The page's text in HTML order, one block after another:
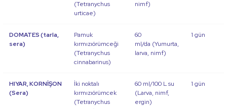
(Tetranychus
urticae)
nimf)
DOMATES (tarla,
sera)
Pamuk
kırmızıörümceği
(Tetranychus
cinnabarinus)
60
ml/da (Yumurta,
larva, nimf)
1 gün
HIYAR, KORNİŞON
(Sera)
İki noktalı
kırmızıörümcek
(Tetranychus
60 ml/100 L su
(Larva, nimf,
ergin)
1 gün